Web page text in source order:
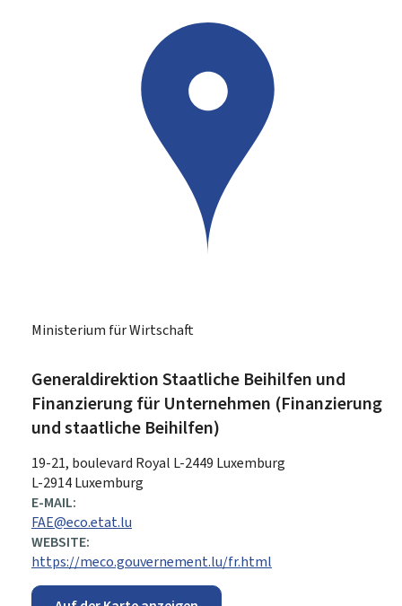
Ministerium für Wirtschaft
Generaldirektion Staatliche Beihilfen und
Finanzierung für Unternehmen (Finanzierung
und staatliche Beihilfen)
ADRESSE:
19-21, boulevard Royal L-2449 Luxemburg
L-2914 Luxemburg
E-MAIL:
FAE@eco.etat.lu
WEBSITE:
https://meco.gouvernement.lu/fr.html